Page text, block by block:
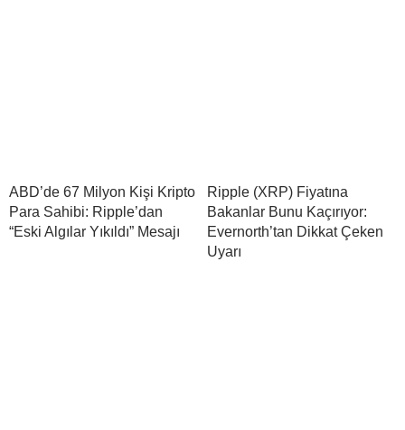
ABD’de 67 Milyon Kişi Kripto
Para Sahibi: Ripple’dan
“Eski Algılar Yıkıldı” Mesajı
Ripple (XRP) Fiyatına
Bakanlar Bunu Kaçırıyor:
Evernorth’tan Dikkat Çeken
Uyarı